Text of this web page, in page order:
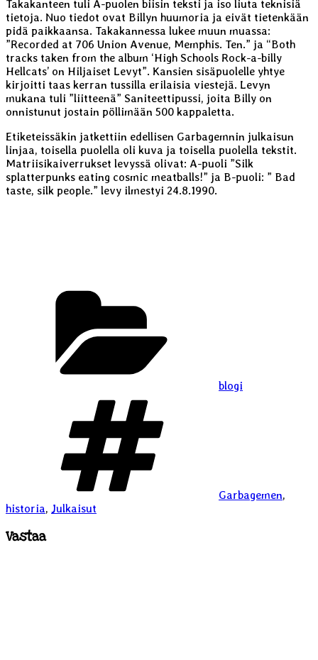
Takakanteen tuli A-puolen biisin teksti ja iso liuta teknisiä
tietoja. Nuo tiedot ovat Billyn huumoria ja eivät tietenkään
pidä paikkaansa. Takakannessa lukee muun muassa:
”Recorded at 706 Union Avenue, Memphis. Ten.” ja “Both
tracks taken from the album ‘High Schools Rock-a-billy
Hellcats’ on Hiljaiset Levyt”. Kansien sisäpuolelle yhtye
kirjoitti taas kerran tussilla erilaisia viestejä. Levyn
mukana tuli ”liitteenä” Saniteettipussi, joita Billy on
onnistunut jostain pöllimään 500 kappaletta.
Etiketeissäkin jatkettiin edellisen Garbagemnin julkaisun
linjaa, toisella puolella oli kuva ja toisella puolella tekstit.
Matriisikaiverrukset levyssä olivat: A-puoli ”Silk
splatterpunks eating cosmic meatballs!” ja B-puoli: ” Bad
taste, silk people.” levy ilmestyi 24.8.1990.
blogi
Garbagemen,
historia, Julkaisut
Vastaa